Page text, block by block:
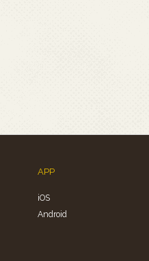
APP
iOS
Android